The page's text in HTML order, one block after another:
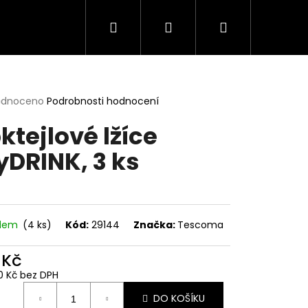
Hledat PřihlášeníNákupní
Podrobnosti hodnocení
lžíce
3 ks
(4 ks) Kód: 29144 Značka: Tescoma
Kč bez DPH
DO KOŠÍKU